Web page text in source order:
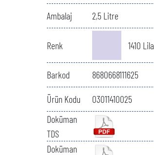
Ambalaj 2,5 Litre
Renk 1410 Lila
Barkod 8680668111625
Ürün Kodu
03011410025
Doküman
TDS
Doküman